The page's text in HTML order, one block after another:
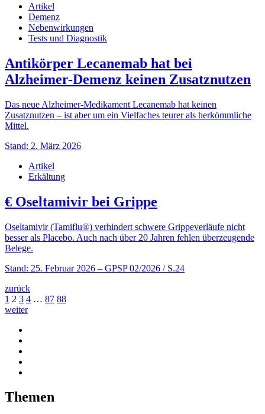
Artikel
Demenz
Nebenwirkungen
Tests und Diagnostik
Antikörper Lecanemab hat bei
Alzheimer-Demenz keinen Zusatznutzen
Das neue Alzheimer-Medikament Lecanemab hat keinen
Zusatznutzen – ist aber um ein Vielfaches teurer als herkömmliche
Mittel.
Stand: 2. März 2026
Artikel
Erkältung
€ Oseltamivir bei Grippe
Oseltamivir (Tamiflu®) verhindert schwere Grippeverläufe nicht
besser als Placebo. Auch nach über 20 Jahren fehlen überzeugende
Belege.
Stand: 25. Februar 2026 – GPSP 02/2026 / S.24
zurück
1 2 3 4 … 87 88
weiter
Themen